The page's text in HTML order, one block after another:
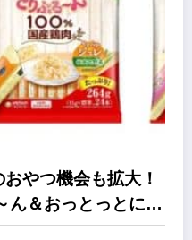
やつ機会も拡大！
ん＆おっとっとに新